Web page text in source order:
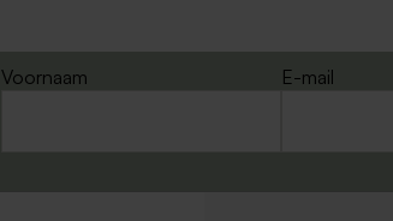
Voornaam
E-mail